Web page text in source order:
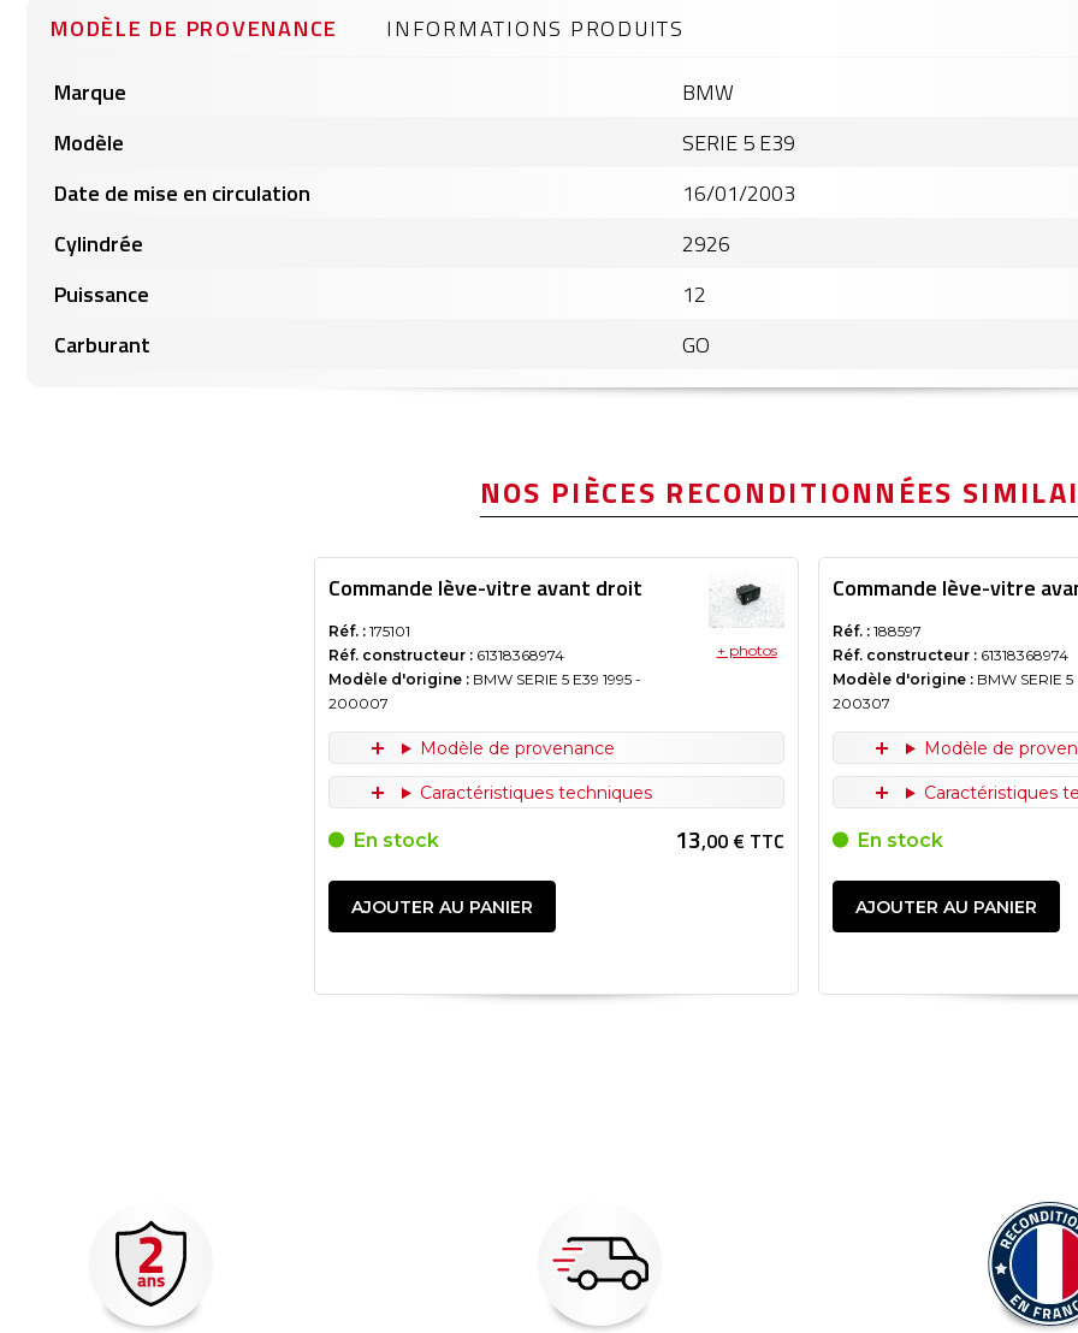
MODÈLE DE PROVENANCE
produits
Marque
BMW
Modèle
SERIE 5 E39
Date de mise en circulation
16/01/2003
Cylindrée
2926
Puissance
12
Carburant
GO
INFORMATIONS PRODUITS
NOS PIÈCES RECONDITIONNÉES
Commande lève-vitre avant droit
Réf. : 175101
Réf. constructeur : 61318368974
Modèle d'origine : BMW SERIE 5 E39 1995 -
200007
+ photos
Modèle de provenance
Caractéristiques techniques
En stock 13,00 € TTC
AJOUTER AU PANIER
Commande lève-vitre
Réf. : 188597
Réf. constructeur : 61318368974
Modèle d'origine : BMW SERIE 5
200307
Modèle de
Caractéristiques
En stock
AJOUTER AU PANIER